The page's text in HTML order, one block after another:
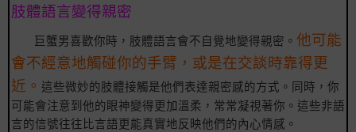
肢體語言變得親密
巨蟹男喜歡你時，肢體語言會不自覺地變得親密。 他可能
會不經意地觸碰你的手臂，或是在交談時靠得更
近。 這些微妙的肢體接觸是他們表達親密感的方式。同時，你
可能會注意到他的眼神變得更加溫柔，常常凝視著你。這些非語
言的信號往往比言語更能真實地反映他們的內心情感。